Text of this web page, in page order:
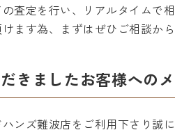
査定を行い、リアルタイムで
ます為、まずはぜひご相談か
きましたお客様への
ンズ難波店をご利用下さり誠